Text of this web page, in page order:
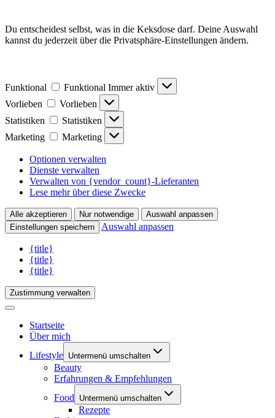
Du entscheidest selbst, was in die Keksdose darf. Deine Auswahl
kannst du jederzeit über die Privatsphäre-Einstellungen ändern.
Funktional Funktional Immer aktiv
Vorlieben
Vorlieben
Statistiken
Statistiken
Marketing
Marketing
Optionen verwalten
Dienste verwalten
Verwalten von {vendor_count}-Lieferanten
Lese mehr über diese Zwecke
Alle akzeptieren Nur notwendige
Auswahl anpassen
Einstellungen speichern
Auswahl anpassen
{title}
{title}
{title}
Zustimmung verwalten
Startseite
Über mich
Lifestyle Untermenü umschalten
Beauty
Erfahrungen & Empfehlungen
Food
Untermenü umschalten
Rezepte